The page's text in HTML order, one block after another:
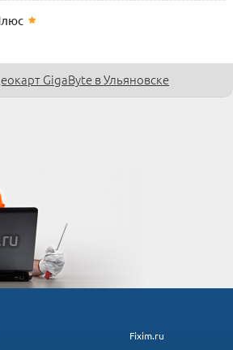
GigaByte в Ульяновске
Fixim.ru